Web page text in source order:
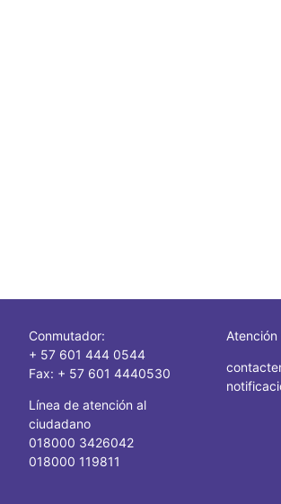
Conmutador:
+ 57 601 444 0544
Fax: + 57 601 4440530
Línea de atención al
ciudadano
018000 3426042
018000 119811